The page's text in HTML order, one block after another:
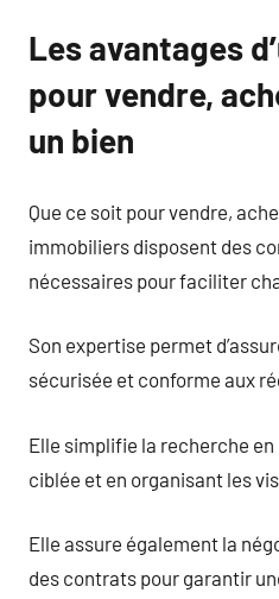
Les avantages
pour vendre,
un bien
Que ce soit pour vendre,
immobiliers disposent des
nécessaires pour faciliter
Son expertise permet
sécurisée et conforme aux
Elle simplifie la recherche
ciblée et en organisant les
Elle assure également la
des contrats pour garantir